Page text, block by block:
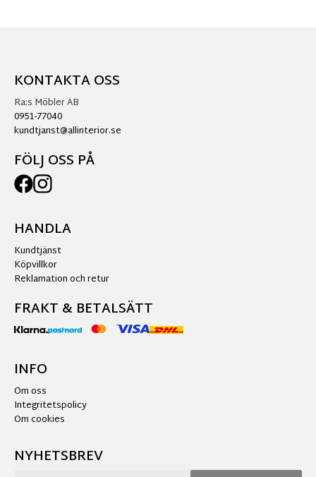
KONTAKTA OSS
Ra:s Möbler AB
0951-77040
kundtjanst@allinterior.se
FÖLJ OSS PÅ
HANDLA
Kundtjänst
Köpvillkor
Reklamation och retur
FRAKT & BETALSÄTT
INFO
Om oss
Integritetspolicy
Om cookies
NYHETSBREV